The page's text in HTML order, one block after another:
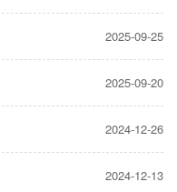
2025-09-25
2025-09-20
2024-12-26
2024-12-13